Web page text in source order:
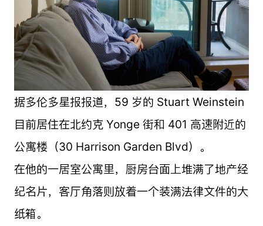
据多伦多星报报道，59 岁的 Stuart Weinstein
目前居住在北约克 Yonge 街和 401 高速附近的
公寓楼（30 Harrison Garden Blvd）。
在他的一居室公寓里，厨房台面上堆满了地产经
纪名片，客厅角落则放着一个装满法律文件的大
纸箱。